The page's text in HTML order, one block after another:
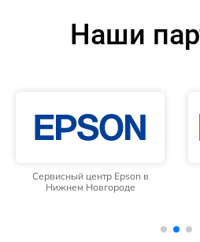
Наши
Сервисный центр Epson в
Нижнем Новгороде